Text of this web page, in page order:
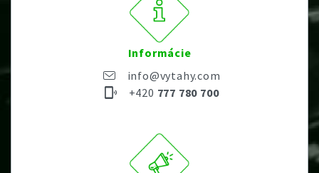
Informácie
info@vytahy.com
+420 777 780 700